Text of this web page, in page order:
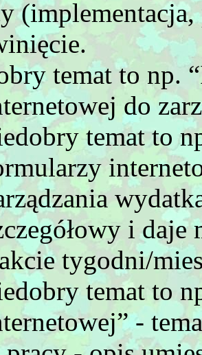
temat to np.
do
temat to
i daje
tygodni/
temat to
-